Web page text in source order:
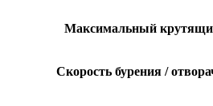
Максимальный
Скорость бурения /